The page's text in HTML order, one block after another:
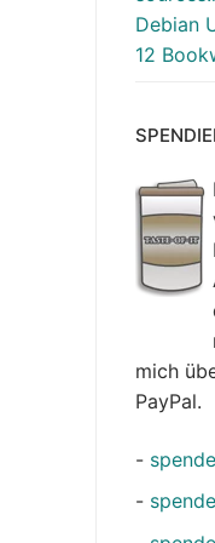
Debian
12
mich
PayPal.
-
-